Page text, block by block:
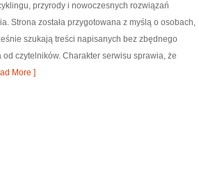
przyrody i nowoczesnych rozwiązań
Strona została przygotowana z myślą o osobach,
szukają treści napisanych bez zbędnego
czytelników. Charakter serwisu sprawia, że
More ]